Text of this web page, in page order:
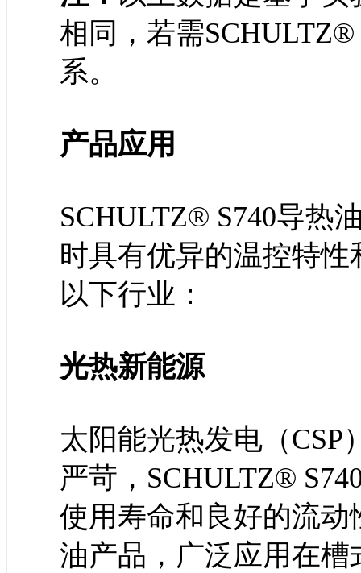
相同，若需
系。
产品应用
SCHULTZ® S740导热
时具有优异的温控特
以下行业：
光热新能源
太阳能光热发电（
严苛，SCHULTZ®
使用寿命和良好的流
油产品，广泛应用在槽